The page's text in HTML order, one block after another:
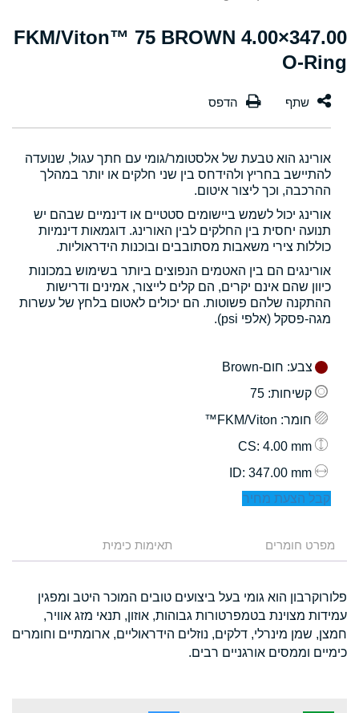
347.00×4.00 FKM/Viton™ 75 BROWN
O-Ring
אורינג הוא טבעת של אלסטומר/גומי עם חתך עגול, שנועדה
להתיישב בחריץ ולהידחס בין שני חלקים או יותר במהלך
ההרכבה, וכך ליצור איטום.
אורינג יכול לשמש ביישומים סטטיים או דינמיים שבהם יש
תנועה יחסית בין החלקים לבין האורינג. דוגמאות דינמיות
כוללות צירי משאבות מסתובבים ובוכנות הידראוליות.
אורינגים הם בין האטמים הנפוצים ביותר בשימוש במכונות
כיוון שהם אינם יקרים, הם קלים לייצור, אמינים ודרישות
ההתקנה שלהם פשוטות. הם יכולים לאטום בלחץ של עשרות
מגה-פסקל (אלפי psi).
צבע: חום-Brown
קשיחות: 75
חומר: FKM/Viton™
: 4.00 mm
: 347.00 mm
קבל הצעת מחיר
מפרט חומרים תאימות כימית
פלורוקרבון הוא גומי בעל ביצועים טובים המוכר היטב ומפגין
עמידות מצוינת בטמפרטורות גבוהות, אוזון, תנאי מזג אוויר,
חמצן, שמן מינרלי, דלקים, נוזלים הידראוליים, ארומתיים וחומרים
כימיים וממסים אורגניים רבים.